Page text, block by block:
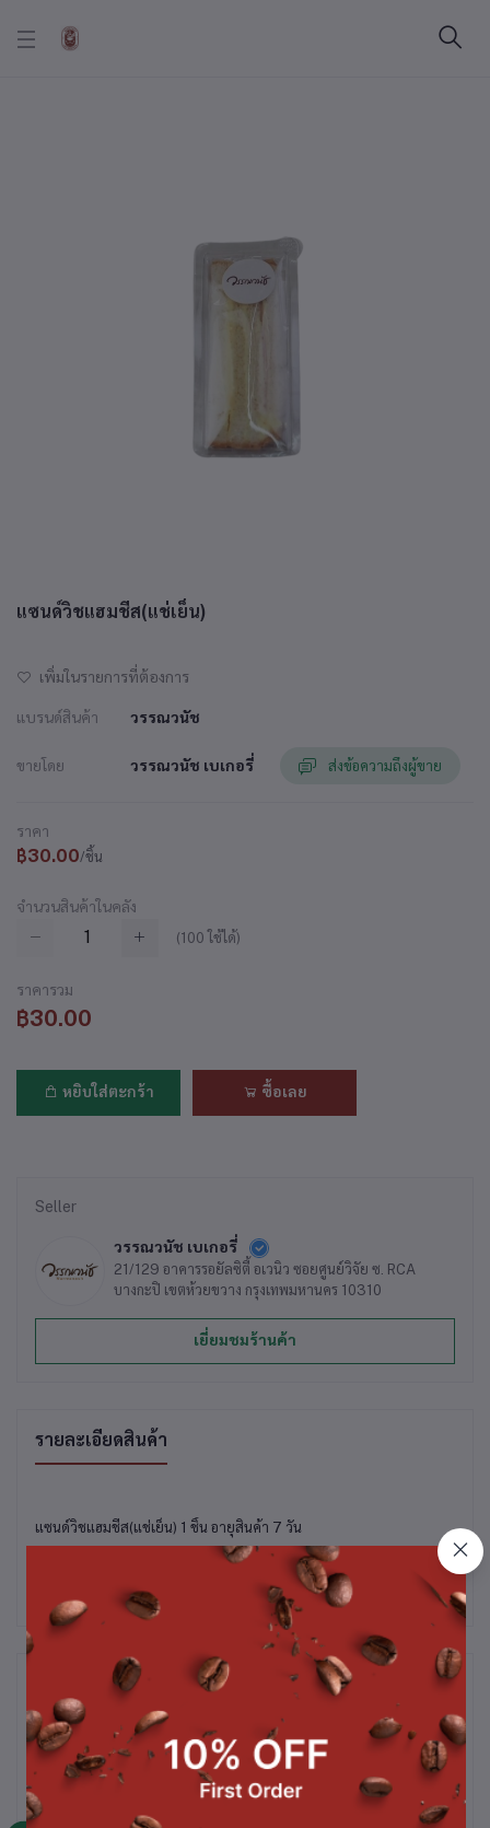
แซนด์วิชแฮมชีส(แช่เย็น)
เพิ่มในรายการที่ต้องการ
แบรนด์สินค้า วรรณวนัช
ขายโดย วรรณวนัช เบเกอรี่ ส่งข้อความถึงผู้ขาย
ราคา
฿30.00/ชิ้น
จำนวนสินค้าในคลัง
(100 ใช้ได้)
ราคารวม
฿30.00
หยิบใส่ตะกร้า ซื้อเลย
Seller
วรรณวนัช เบเกอรี่
21/129 อาคารรอยัลซิตี้ อเวนิว ซอยศูนย์วิจัย ซ. RCA
บางกะปิ เขตห้วยขวาง กรุงเทพมหานคร 10310
เยี่ยมชมร้านค้า
รายละเอียดสินค้า
แซนด์วิชแฮมชีส(แช่เย็น) 1 ชิ้น อายุสินค้า 7 วัน
สินค้าที่ซื้อบ่อย